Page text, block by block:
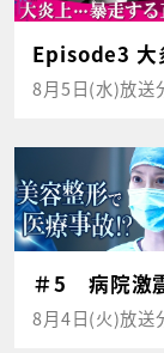
Episode3 大
8月5日(水)放送
＃5 病院激
8月4日(火)放送